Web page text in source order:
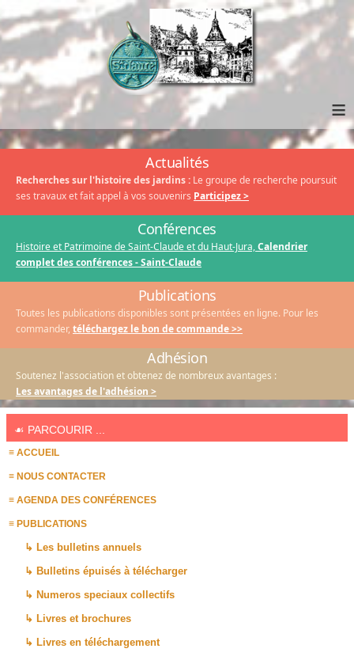
≡
Actualités
Recherches sur l'histoire des jardins : Le groupe de recherche poursuit
ses travaux et fait appel à vos souvenirs Participez >
Conférences
Histoire et Patrimoine de Saint-Claude et du Haut-Jura,Calendrier
complet des conférences - Saint-Claude
Publications
Toutes les publications disponibles sont présentées en ligne. Pour les
commander, téléchargez le bon de commande >>
Adhésion
Soutenez l'association et obtenez de nombreux avantages :
Les avantages de l'adhésion >
☙ PARCOURIR ...
≡ ACCUEIL
≡ NOUS CONTACTER
≡ AGENDA DES CONFÉRENCES
≡ PUBLICATIONS
↳ Les bulletins annuels
↳ Bulletins épuisés à télécharger
↳ Numeros speciaux collectifs
↳ Livres et brochures
↳ Livres en téléchargement